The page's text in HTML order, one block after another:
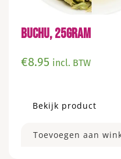
BUCHU, 25GRAM
€8.95 incl. BTW
Bekijk product
Toevoegen aan